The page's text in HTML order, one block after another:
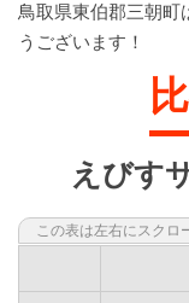
鳥取県東伯郡三朝町
うございます！
えびす